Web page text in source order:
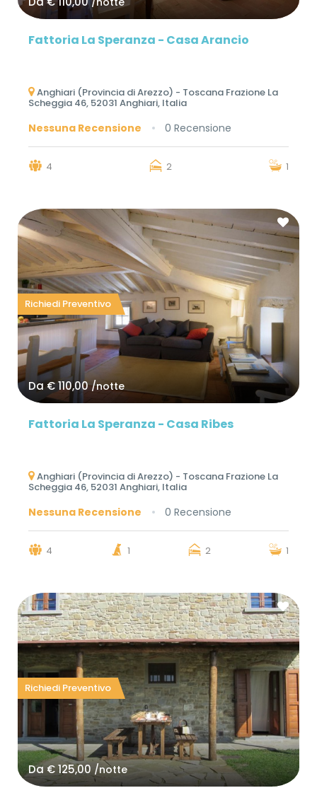
Fattoria La Speranza - Casa Arancio
Anghiari (Provincia di Arezzo) - Toscana Frazione La
Scheggia 46, 52031 Anghiari, Italia
Nessuna Recensione 0 Recensione
4 2 1
Richiedi Preventivo
Da€ 110,00/notte
Fattoria La Speranza - Casa Ribes
Anghiari (Provincia di Arezzo) - Toscana Frazione La
Scheggia 46, 52031 Anghiari, Italia
Nessuna Recensione 0 Recensione
4 1 2 1
Richiedi Preventivo
Da€ 125,00 /notte